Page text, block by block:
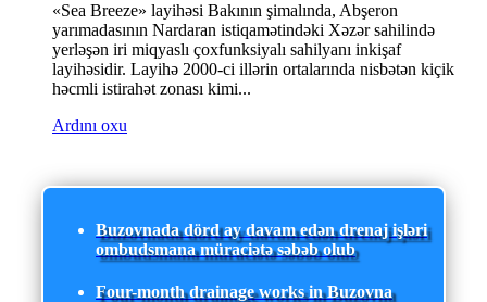
«Sea Breeze» layihəsi Bakının şimalında, Abşeron
yarımadasının Nardaran istiqamətindəki Xəzər sahilində
yerləşən iri miqyaslı çoxfunksiyalı sahilyanı inkişaf
layihəsidir. Layihə 2000-ci illərin ortalarında nisbətən kiçik
həcmli istirahət zonası kimi...
Ardını oxu
Buzovnada dörd ay davam edən drenaj işləri
ombudsmana müraciətə səbəb olub
Four-month drainage works in Buzovna